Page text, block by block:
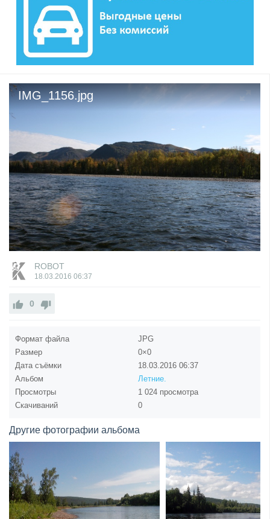
IMG_1156.jpg
ROBOT
18.03.2016 06:37
0
Формат файла
JPG
Размер
0×0
Дата съёмки
18.03.2016 06:37
Альбом
Летние.
Просмотры
1 024 просмотра
Скачиваний
0
Другие фотографии альбома